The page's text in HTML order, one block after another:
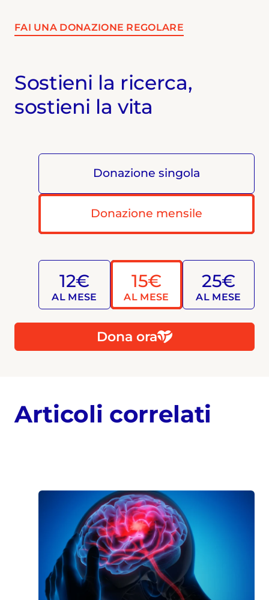
FAI UNA DONAZIONE REGOLARE
Sostieni la ricerca,
sostieni la vita
Donazione singola
Donazione mensile
12€
AL MESE
15€
AL MESE
25€
AL MESE
Dona ora
Articoli correlati